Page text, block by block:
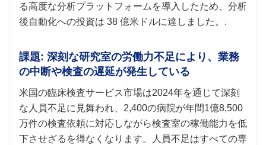
る高度な分析プラットフォームを導入したため、分析
後自動化への投資は 38 億米ドルに達しました。.
課題: 深刻な研究室の労働力不足により、業務
の中断や検査の遅延が発生している
米国の臨床検査サービス市場は2024年を通じて深刻
な人員不足に見舞われ、2,400の病院が年間1億8,500
万件の検査依頼に対応しながら検査室の稼働能力を低
下させざるを得なくなります。人員不足はすべての専